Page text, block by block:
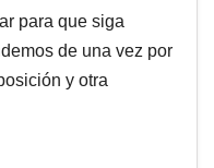
para que siga
de una vez por
y otra